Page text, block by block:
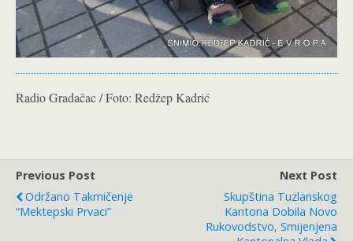
Radio Gradačac / Foto: Redžep Kadrić
Previous Post
Održano Takmičenje
“Mektepski Prvaci”
Next Post
Skupština Tuzlanskog
Kantona Dobila Novo
Rukovodstvo, Smijenjena